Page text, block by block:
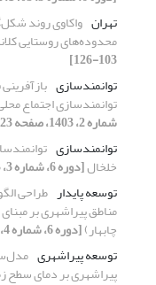
تهران واکاوی روند
محدوده‌های روستایی
103-126]
توانمندسازی
توانمندسازی اجتماع
شماره 2، 1403، صفحه 23-40]
توانمندسازی
خلخال[دوره 6، شماره 3، 1403، صفحه 127-144]
توسعه پایدار طراحی
مناطق پیراشهری بر
چابهار)[دوره 6، شماره 4، 1403، صفحه 55-68]
توسعه پیراشهری
پیراشهری بر دمای سطح